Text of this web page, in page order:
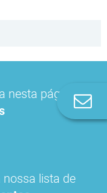
nesta página?
nossa lista de